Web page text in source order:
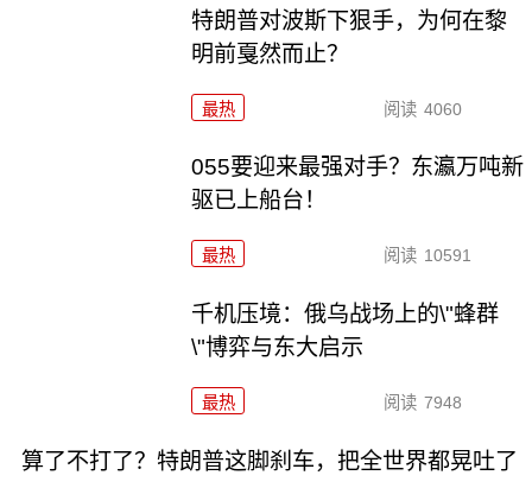
特朗普对波斯下狠手，为何在黎
明前戛然而止？
最热 阅读 4060
055要迎来最强对手？东瀛万吨新
驱已上船台！
最热 阅读 10591
千机压境：俄乌战场上的\"蜂群
\"博弈与东大启示
最热 阅读 7948
算了不打了？特朗普这脚刹车，把全世界都晃吐了